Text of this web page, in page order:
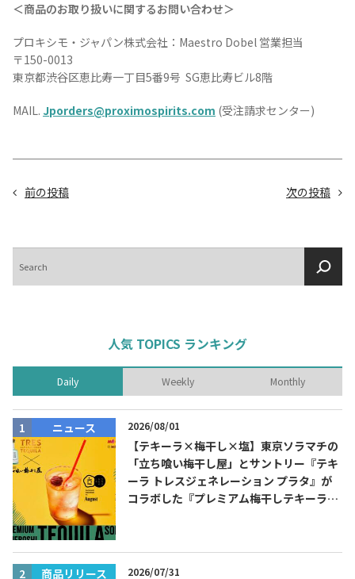
＜商品のお取り扱いに関するお問い合わせ＞
プロキシモ・ジャパン株式会社：Maestro Dobel 営業担当
〒150-0013
東京都渋谷区恵比寿一丁目5番9号 SG恵比寿ビル8階
MAIL. Jporders@proximospirits.com (受注請求センター)
前の投稿 次の投稿
索
人気 TOPICS ランキング
Daily Weekly Monthly
ニュース 2026/08/01
【テキーラ×梅干し×塩】東京ソラマチの
「立ち喰い梅干し屋」とサントリー『テキ
ーラ トレスジェネレーション プラタ』が
コラボした『プレミアム梅干しテキーラソ
商品リリース 2026/07/31